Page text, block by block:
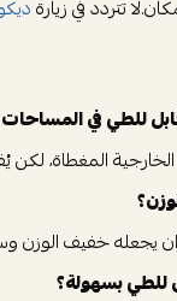
تتردد في زيارة
للطي في المساحات
المغطاة، لكن
يجعله خفيف الوزن
للطي بسهولة؟